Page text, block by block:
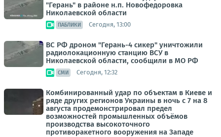
"Герань" в районе н.п. Новофедоровка
Николаевской области
ПАБЛИКИ Сегодня, 13:00
ВС РФ дроном "Герань-4 сикер" уничтожили
радиолокационную станцию ВСУ в
Николаевской области, сообщили в МО РФ
СМИ Сегодня, 12:32
Комбинированный удар по объектам в Киеве и
ряде других регионов Украины в ночь с 7 на 8
августа продемонстрировал предел
возможностей промышленных объёмов
производства высокоточного
противоракетного вооружения на Западе